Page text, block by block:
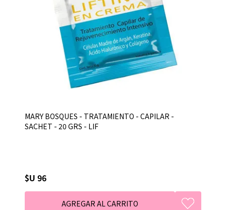
MARY BOSQUES - TRATAMIENTO - CAPILAR -
SACHET - 20 GRS - LIF
$U 96